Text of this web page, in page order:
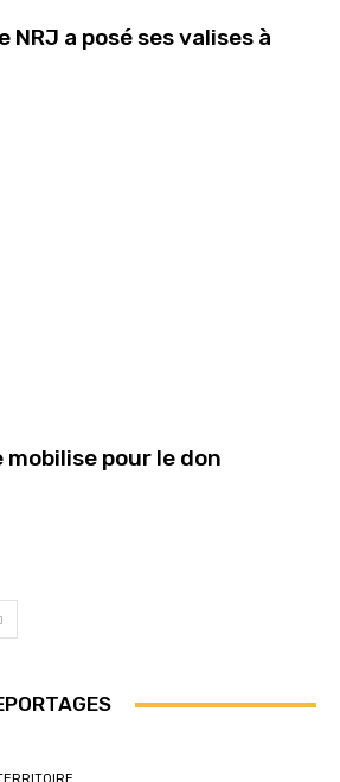
NRJ a posé ses valises à
mobilise pour le don